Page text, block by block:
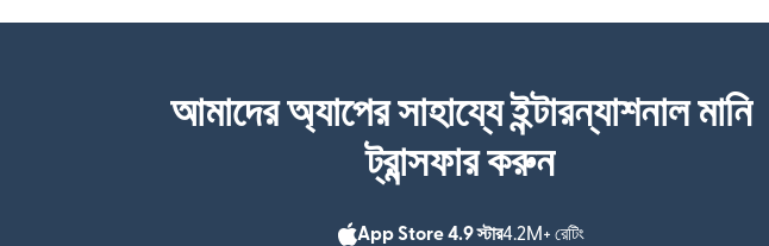
আমাদের অ্যাপের সাহায্যে ইন্টারন্যাশনাল মানি
ট্রান্সফার করুন
App Store 4.9 স্টার4.2M+ রেটিং